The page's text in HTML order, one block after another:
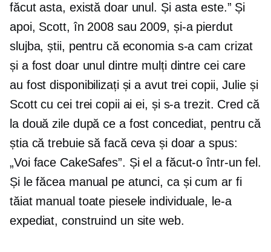
făcut asta, există doar unul. Și asta este.” Și
apoi, Scott, în 2008 sau 2009, și-a pierdut
slujba, știi, pentru că economia s-a cam crizat
și a fost doar unul dintre mulți dintre cei care
au fost disponibilizați și a avut trei copii, Julie și
Scott cu cei trei copii ai ei, și s-a trezit. Cred că
la două zile după ce a fost concediat, pentru că
știa că trebuie să facă ceva și doar a spus:
„Voi face CakeSafes”. Și el a făcut-o într-un fel.
Și le făcea manual pe atunci, ca și cum ar fi
tăiat manual toate piesele individuale, le-a
expediat, construind un site web.